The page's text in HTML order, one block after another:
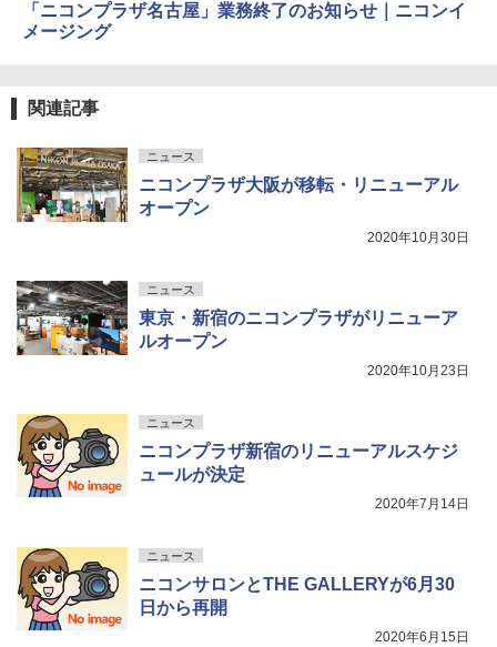
「ニコンプラザ名古屋」業務終了のお知らせ｜ニコンイ
メージング
関連記事
ニュース
ニコンプラザ大阪が移転・リニューアル
オープン
2020年10月30日
ニュース
東京・新宿のニコンプラザがリニューア
ルオープン
2020年10月23日
ニュース
ニコンプラザ新宿のリニューアルスケジ
ュールが決定
2020年7月14日
ニュース
ニコンサロンとTHE GALLERYが6月30
日から再開
2020年6月15日